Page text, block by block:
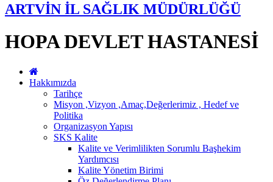
ARTVİN İL SAĞLIK MÜDÜRLÜĞÜ
HOPA DEVLET HASTANESİ
Hakkımızda
Tarihçe
Misyon ,Vizyon ,Amaç,Değerlerimiz , Hedef ve
Politika
Organizasyon Yapısı
SKS Kalite
Kalite ve Verimlilikten Sorumlu Başhekim
Yardımcısı
Kalite Yönetim Birimi